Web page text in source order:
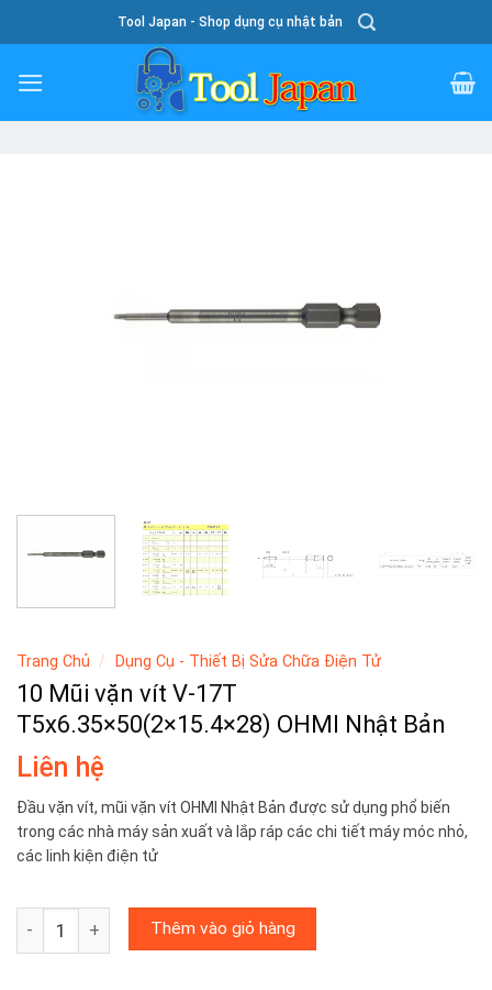
To
Content
Tool Japan - Shop dụng cụ nhật bản
Trang Chủ / Dụng Cụ - Thiết Bị Sửa Chữa Điện Tử
10 Mũi vặn vít V-17T
T5x6.35×50(2×15.4×28) OHMI Nhật Bản
Liên hệ
Đầu vặn vít, mũi vặn vít OHMI Nhật Bản được sử dụng phổ biến
trong các nhà máy sản xuất và lắp ráp các chi tiết máy móc nhỏ,
các linh kiện điện tử
10 Mũi vặn vít V-17T T5x6.35x50(2x15.4x28) OHMI Nhật
Thêm vào giỏ hàng